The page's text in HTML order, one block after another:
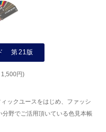
第21版
円)
ックユースをはじめ、ファッシ
野でご活用頂いている色見本帳